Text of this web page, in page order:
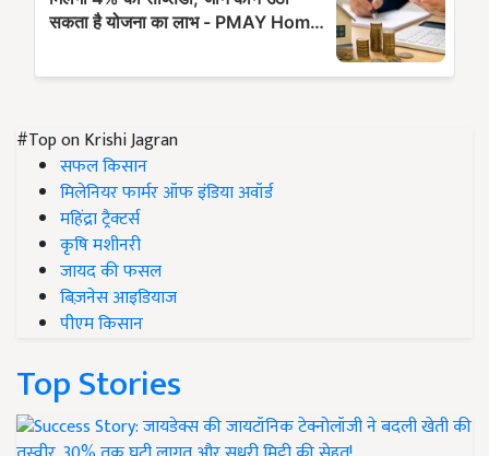
#Top on Krishi Jagran
सफल किसान
मिलेनियर फार्मर ऑफ इंडिया अवॉर्ड
महिंद्रा ट्रैक्टर्स
कृषि मशीनरी
जायद की फसल
बिज़नेस आइडियाज
पीएम किसान
Top Stories